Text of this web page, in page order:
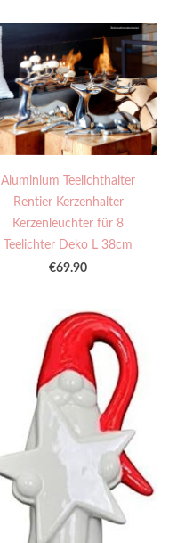
Aluminium Teelichthalter
Rentier Kerzenhalter
Kerzenleuchter für 8
Teelichter Deko L 38cm
€69.90